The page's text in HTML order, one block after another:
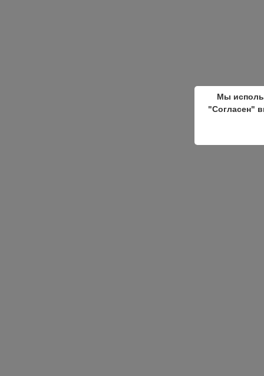
Мы
"Согласен"